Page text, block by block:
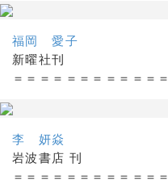
福岡 愛子
新曜社刊
＝＝＝＝＝＝＝＝＝＝＝＝
李 妍焱
岩波書店 刊
＝＝＝＝＝＝＝＝＝＝＝＝